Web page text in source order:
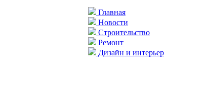
Главная
Новости
Строительство
Ремонт
Дизайн и интерьер